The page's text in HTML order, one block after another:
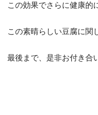
この効果でさらに健康的
この素晴らしい豆腐に関
最後まで、是非お付き合